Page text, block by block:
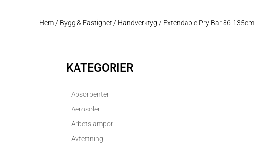
Hem/ Bygg & Fastighet / Handverktyg / Extendable Pry Bar 86-135cm
KATEGORIER
Absorbenter
Aerosoler
Arbetslampor
Avfettning